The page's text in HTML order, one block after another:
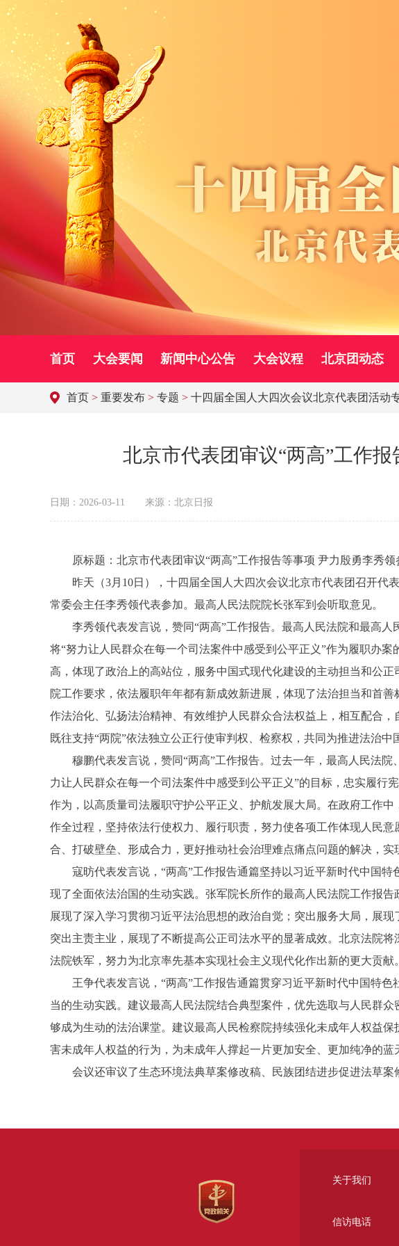
首页 大会要闻 新闻中心公告 大会议程 北京团动态
首页 > 重要发布 > 专题 > 十四届全国人大四次会议北京代表团活动
北京市代表团审议“两高”工作
日期：2026-03-11 来源：北京日报
原标题：北京市代表团审议“两高”工作报告等事项 尹力殷勇李秀领
昨天（3月10日），十四届全国人大四次会议北京市代表团召开代
常委会主任李秀领代表参加。最高人民法院院长张军到会听取意见。
李秀领代表发言说，赞同“两高”工作报告。最高人民法院和最高人
将“努力让人民群众在每一个司法案件中感受到公平正义”作为履职办
高，体现了政治上的高站位，服务中国式现代化建设的主动担当和公
院工作要求，依法履职年年都有新成效新进展，体现了法治担当和首
作法治化、弘扬法治精神、有效维护人民群众合法权益上，相互配合
既往支持“两院”依法独立公正行使审判权、检察权，共同为推进法治中
穆鹏代表发言说，赞同“两高”工作报告。过去一年，最高人民法院
力让人民群众在每一个司法案件中感受到公平正义”的目标，忠实履行
作为，以高质量司法履职守护公平正义、护航发展大局。在政府工作
作全过程，坚持依法行使权力、履行职责，努力使各项工作体现人民
合、打破壁垒、形成合力，更好推动社会治理难点痛点问题的解决，实
寇昉代表发言说，“两高”工作报告通篇坚持以习近平新时代中国特
现了全面依法治国的生动实践。张军院长所作的最高人民法院工作报
展现了深入学习贯彻习近平法治思想的政治自觉；突出服务大局，展
突出主责主业，展现了不断提高公正司法水平的显著成效。北京法院
法院铁军，努力为北京率先基本实现社会主义现代化作出新的更大贡献。
王争代表发言说，“两高”工作报告通篇贯穿习近平新时代中国特色
当的生动实践。建议最高人民法院结合典型案件，优先选取与人民群
够成为生动的法治课堂。建议最高人民检察院持续强化未成年人权益
害未成年人权益的行为，为未成年人撑起一片更加安全、更加纯净的蓝
会议还审议了生态环境法典草案修改稿、民族团结进步促进法草案
关于我们
信访电话